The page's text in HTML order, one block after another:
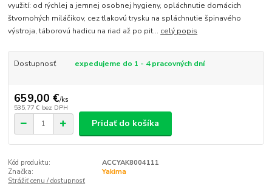
využití: od rýchlej a jemnej osobnej hygieny, opláchnutie domácich
štvornohých miláčikov, cez tlakovú trysku na spláchnutie špinavého
výstroja, táborovú hadicu na riad až po pit... celý popis
Dostupnosť expedujeme do 1 - 4 pracovných dní
659,00 €/ks
535,77 € bez DPH
Pridať do košíka
Kód produktu:
ACCYAK8004111
Značka:
Yakima
Strážiť cenu / dostupnosť